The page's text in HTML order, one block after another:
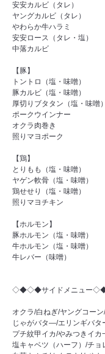
安安カルビ（タレ）
ヤングカルビ（タレ）
やわらか牛ハラミ
安安ロース（タレ・塩）
中落カルビ
【豚】
トントロ（塩・味噌）
豚カルビ（塩・味噌）
厚切りブタタン（塩・味噌）
ポークウインナー
オクラ肉巻き
照りマヨポーク
【鶏】
とりもも（塩・味噌）
ヤゲン軟骨（塩・味噌）
鶏せせり（塩・味噌）
照りマヨチキン
【ホルモン】
豚ホルモン（塩・味噌）
牛ホルモン（塩・味噌）
牛レバー（味噌）
◇◆◇◆サイドメニュー
オクラ/白ねぎ/ヤングコー
じゃがバタ―/エリンギバタ
プチ紋甲イカ/やみつきイカ
塩キャベツ（ハーフ）/チ